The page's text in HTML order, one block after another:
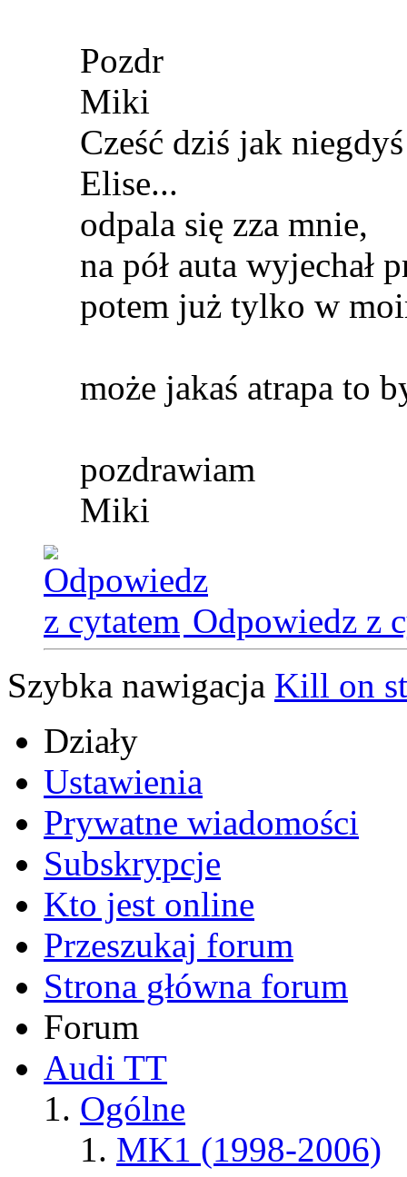
Pozdr
Miki
Cześć dziś jak
Elise...
odpala się zza mnie,
na pół auta wyjechał
potem już tylko w
może jakaś atrapa to
pozdrawiam
Miki
Odpowiedz z
Szybka nawigacja Kill on
Działy
Ustawienia
Prywatne wiadomości
Subskrypcje
Kto jest online
Przeszukaj forum
Strona główna forum
Forum
Audi TT
Ogólne
MK1 (1998-2006)